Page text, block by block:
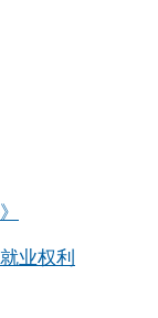
业权利